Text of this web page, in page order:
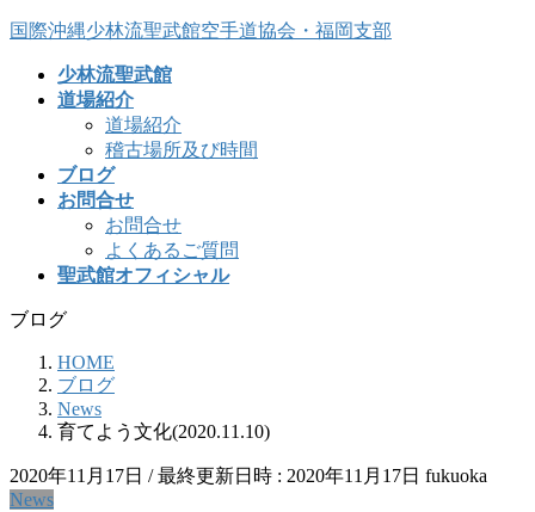
コ
ナ
国際沖縄少林流聖武館空手道協会・福岡支部
少林流聖武館
道場紹介
道場紹介
稽古場所及び時間
ブログ
お問合せ
お問合せ
よくあるご質問
聖武館オフィシャル
ブログ
HOME
ブログ
News
育てよう文化(2020.11.10)
2020年11月17日 / 最終更新日時 : 2020年11月17日 fukuoka
News